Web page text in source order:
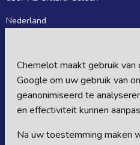
Chemelot maakt gebruik van
Google om uw gebruik van
geanonimiseerd te
en effectiviteit kunnen
Na uw toestemming maken
Nederland
Postbus 27
6160 MB Sittard-Geleen
Nederland
Volg ons op sociale media